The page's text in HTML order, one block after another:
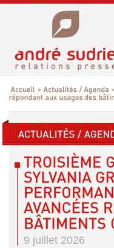
9 juillet 2026